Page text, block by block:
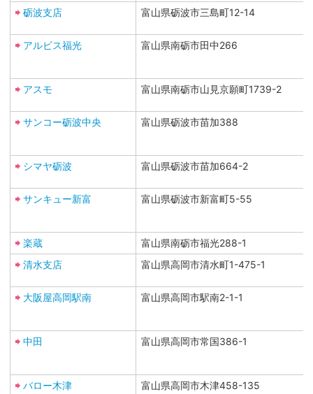
砺波支店 富山県砺波市三島町12-14
アルビス福光 富山県南砺市田中266
アスモ 富山県南砺市山見京願町1739-2
サンコー砺波中央 富山県砺波市苗加388
シマヤ砺波 富山県砺波市苗加664-2
サンキュー新富 富山県砺波市新富町5-55
楽蔵
富山県南砺市福光288-1
清水支店
富山県高岡市清水町1-475-1
大阪屋高岡駅南 富山県高岡市駅南2-1-1
中田 富山県高岡市常国386-1
バロー木津
富山県高岡市木津458-135